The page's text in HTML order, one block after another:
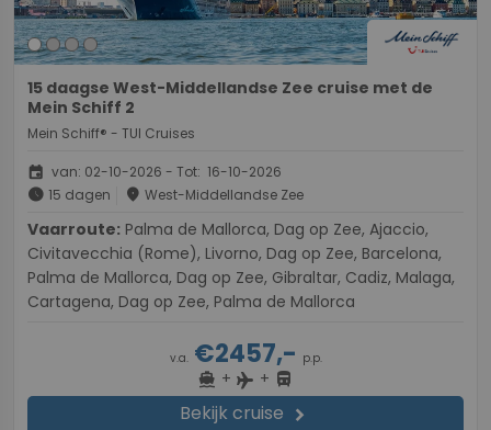
15 daagse West-Middellandse Zee cruise met de
Mein Schiff 2
Mein Schiff® - TUI Cruises
event van: 02-10-2026 - Tot: 16-10-2026
schedule 15 dagen place West-Middellandse Zee
Vaarroute:
Civitavecchia (Rome), Livorno, Dag op Zee, Barcelona,
Palma de Mallorca, Dag op Zee, Gibraltar, Cadiz, Malaga,
Cartagena, Dag op Zee, Palma de Mallorca
v.a.€2457,- p.p.
directions_boat + flight + directions_bus
Bekijk cruise chevron_right